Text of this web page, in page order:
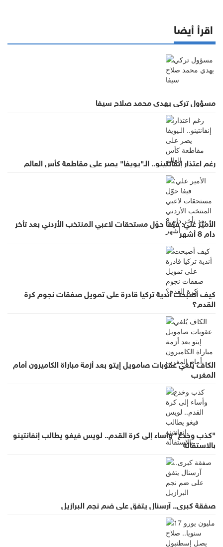
اقرأ أيضا
مسؤول تركي يهدي محمد صلاح سيفا
رغم اعتذار إنفانتينو.. الـ"يويفا" يصر على مقاطعة كأس العالم
الأمير علي: فيفا حوّل مستحقات لاعبي المنتخب الأردني بعد تأخر
دام 8 أشهر
كيف أصبحت أندية تركيا قادرة على تمويل صفقات نجوم كرة
القدم؟
الكاف يُلغي عقوبات صامويل إيتو بعد أزمة مباراة الكاميرون أمام
المغرب
"كذب وخدع" وأساء إلى كرة القدم.. لويس فيغو يطالب إنفانتينو
بالاستقالة
صفقة كبرى.. آرسنال يتفق على ضم نجم البرازيل